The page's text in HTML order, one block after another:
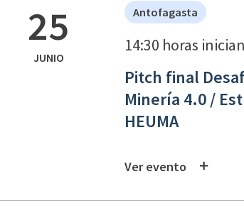
25
JUNIO
Antofagasta
14:30 horas
Pitch final
Minería 4.0 /
HEUMA
Ver evento